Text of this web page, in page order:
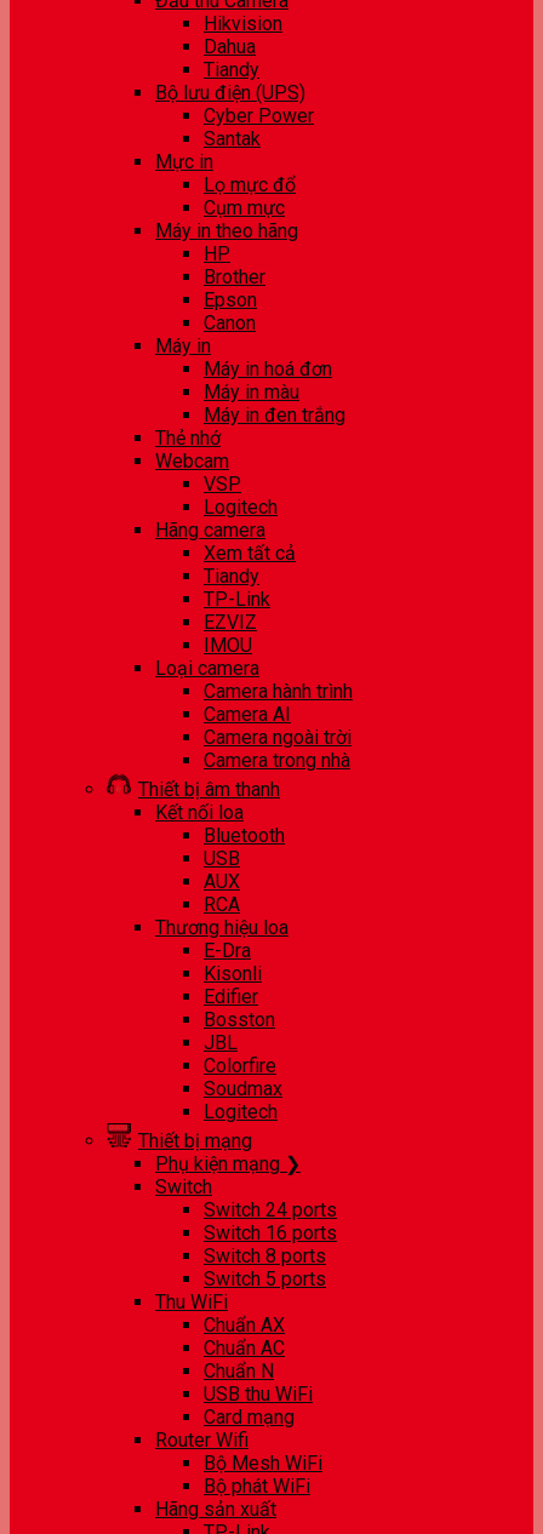
Hikvision
Dahua
Tiandy
Bộ lưu điện (UPS)
Cyber Power
Santak
Mực in
Lọ mực đổ
Cụm mực
Máy in theo hãng
HP
Brother
Epson
Canon
Máy in
Máy in hoá đơn
Máy in màu
Máy in đen trắng
Thẻ nhớ
Webcam
VSP
Logitech
Hãng camera
Xem tất cả
Tiandy
TP-Link
EZVIZ
IMOU
Loại camera
Camera hành trình
Camera AI
Camera ngoài trời
Camera trong nhà
Thiết bị âm thanh
Kết nối loa
Bluetooth
USB
AUX
RCA
Thương hiệu loa
E-Dra
Kisonli
Edifier
Bosston
JBL
Colorfire
Soudmax
Logitech
Thiết bị mạng
Phụ kiện mạng ❯
Switch
Switch 24 ports
Switch 16 ports
Switch 8 ports
Switch 5 ports
Thu WiFi
Chuẩn AX
Chuẩn AC
Chuẩn N
USB thu WiFi
Card mạng
Router Wifi
Bộ Mesh WiFi
Bộ phát WiFi
Hãng sản xuất